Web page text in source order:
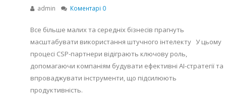
admin Коментарі 0
Все більше малих та середніх бізнесів прагнуть
масштабувати використання штучного інтелекту У цьому
процесі CSP-партнери відіграють ключову роль,
допомагаючи компаніям будувати ефективні AI-стратегії та
впроваджувати інструменти, що підсилюють
продуктивність.